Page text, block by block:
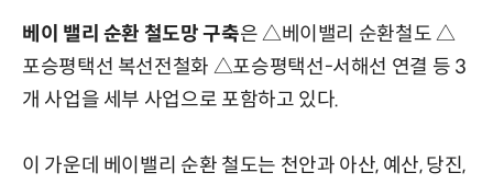
베이 밸리 순환 철도망 구축은 △베이밸리 순환철도 △
포승평택선 복선전철화 △포승평택선-서해선 연결 등 3
개 사업을 세부 사업으로 포함하고 있다.
이 가운데 베이밸리 순환 철도는 천안과 아산, 예산, 당진,